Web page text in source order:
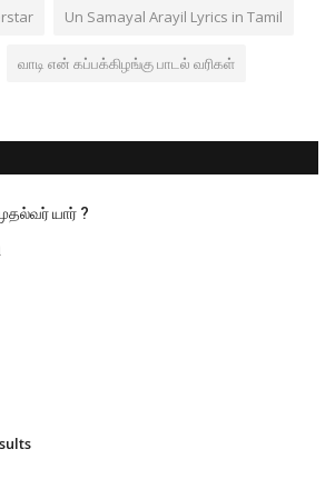
Un Samayal Arayil Lyrics in Tamil
வாடி என் கப்பக்கிழங்கு பாடல் வரிகள்
யார் ?